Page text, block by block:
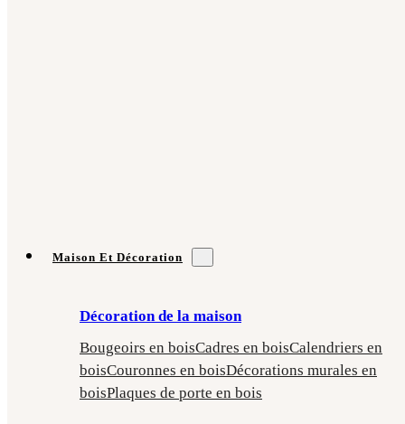
Maison Et Décoration
Décoration de la maison
Bougeoirs en boisCadres en boisCalendriers en
boisCouronnes en boisDécorations murales en
boisPlaques de porte en bois